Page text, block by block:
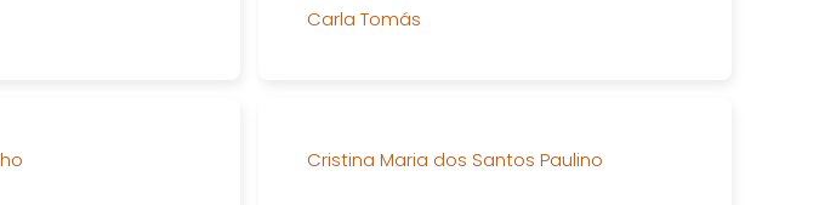
Carla Tomás
Cristina Maria dos Santos Paulino